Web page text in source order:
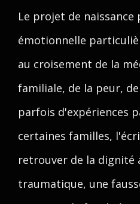
Le projet de
émotionnelle
au croisement de la
familiale, de la peur,
parfois d'expériences
certaines familles,
retrouver de la dignité
traumatique, une